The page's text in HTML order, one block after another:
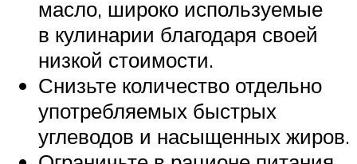
масло, широко используемые
в кулинарии благодаря своей
низкой стоимости.
Снизьте количество отдельно
употребляемых быстрых
углеводов и насыщенных жиров.